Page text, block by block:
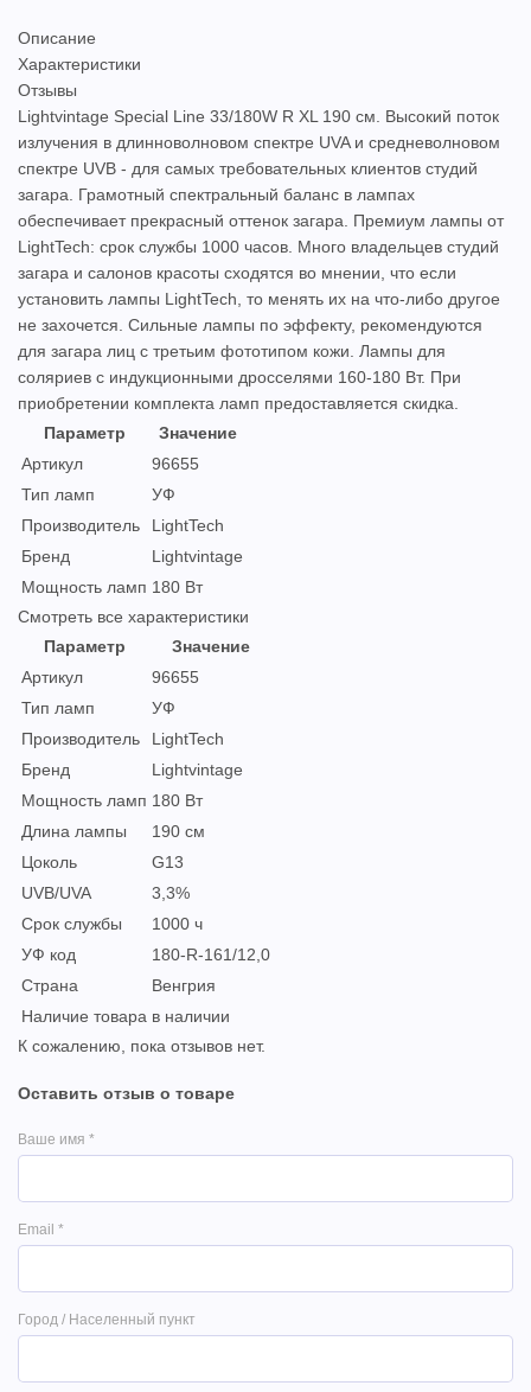
Описание
Характеристики
Отзывы
Lightvintage Special Line 33/180W R XL 190 см. Высокий поток
излучения в длинноволновом спектре UVA и средневолновом
спектре UVB - для самых требовательных клиентов студий
загара. Грамотный спектральный баланс в лампах
обеспечивает прекрасный оттенок загара. Премиум лампы от
LightTech: срок службы 1000 часов. Много владельцев студий
загара и салонов красоты сходятся во мнении, что если
установить лампы LightTech, то менять их на что-либо другое
не захочется. Cильные лампы по эффекту, рекомендуются
для загара лиц с третьим фототипом кожи. Лампы для
соляриев с индукционными дросселями 160-180 Вт. При
приобретении комплекта ламп предоставляется скидка.
Параметр
Значение
Артикул
96655
Тип ламп
УФ
Производитель
LightTech
Бренд
Lightvintage
Мощность ламп 180 Вт
Смотреть все характеристики
Параметр
Значение
Артикул
96655
Тип ламп
УФ
Производитель
LightTech
Бренд
Lightvintage
Мощность ламп 180 Вт
Длина лампы
190 см
Цоколь
G13
UVB/UVA
3,3%
Срок службы
1000 ч
УФ код
180-R-161/12,0
Страна
Венгрия
Наличие товара в наличии
К сожалению, пока отзывов нет.
Оставить отзыв о товаре
Ваше имя *
Email *
Город / Населенный пункт